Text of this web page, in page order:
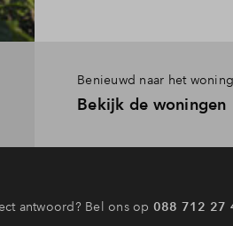
Benieuwd naar het
Bekijk de woningen
je dan snel aan